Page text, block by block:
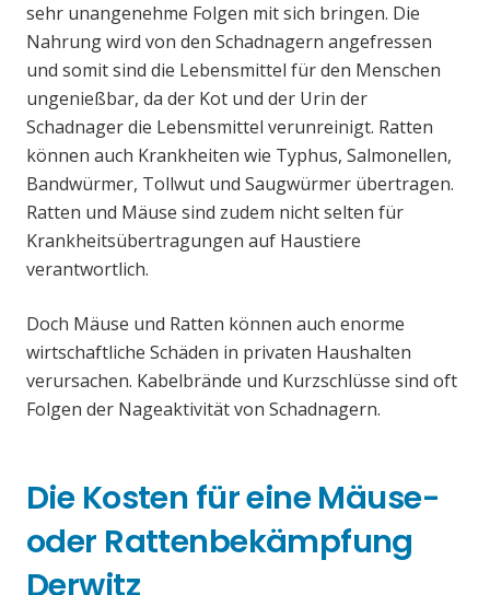
sehr unangenehme Folgen mit sich bringen. Die
Nahrung wird von den Schadnagern angefressen
und somit sind die Lebensmittel für den Menschen
ungenießbar, da der Kot und der Urin der
Schadnager die Lebensmittel verunreinigt. Ratten
können auch Krankheiten wie Typhus, Salmonellen,
Bandwürmer, Tollwut und Saugwürmer übertragen.
Ratten und Mäuse sind zudem nicht selten für
Krankheitsübertragungen auf Haustiere
verantwortlich.
Doch Mäuse und Ratten können auch enorme
wirtschaftliche Schäden in privaten Haushalten
verursachen. Kabelbrände und Kurzschlüsse sind oft
Folgen der Nageaktivität von Schadnagern.
Die Kosten für eine Mäuse-
oder Rattenbekämpfung
Derwitz